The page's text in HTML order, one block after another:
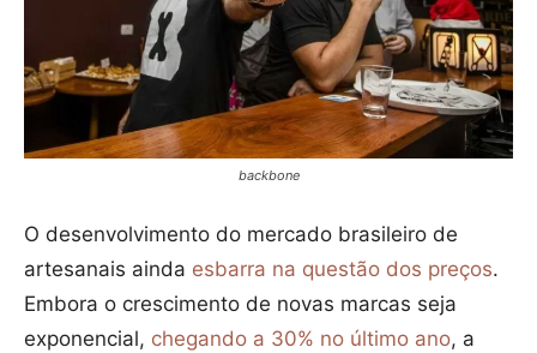
backbone
O desenvolvimento do mercado brasileiro de
artesanais ainda esbarra na questão dos preços.
Embora o crescimento de novas marcas seja
exponencial, chegando a 30% no último ano, a